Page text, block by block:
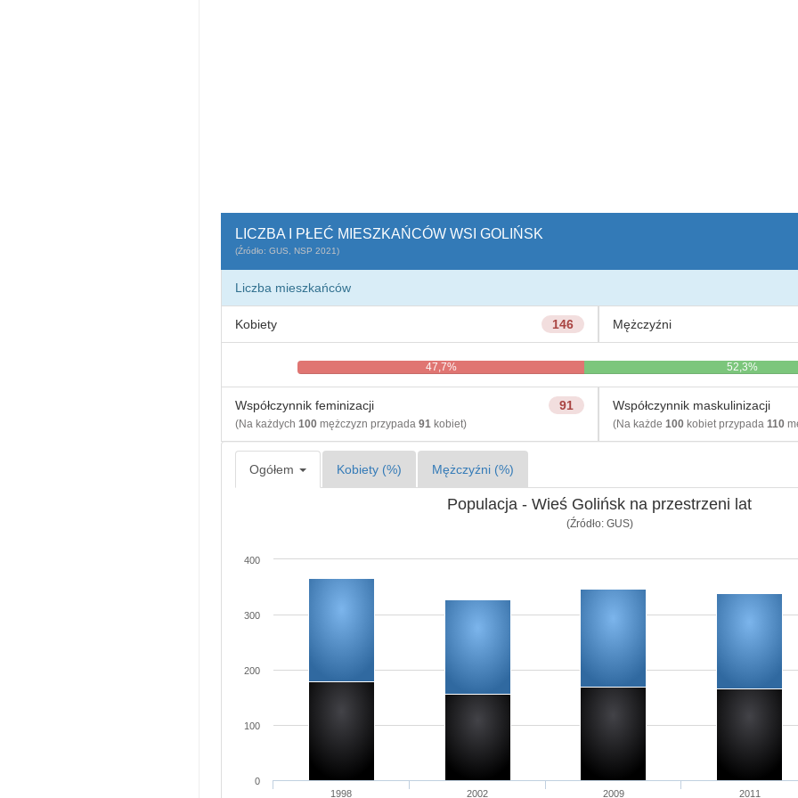
LICZBA I PŁEĆ MIESZKAŃCÓW WSI GOLIŃSK
(Źródło: GUS, NSP 2021)
Liczba mieszkańców
146
Kobiety Mężczyźni
47,7% 52,3%
91
Współczynnik feminizacji
(Na każdych 100mężczyzn przypada 91kobiet)
Współczynnik maskulinizacji
(Na każde 100kobiet przypada 110
Ogółem Kobiety (%) Mężczyźni (%)
Populacja - Wieś Golińsk na przestrzeni lat
(Źródło: GUS)
1998 2002 2009 2011
0
100
200
300
400